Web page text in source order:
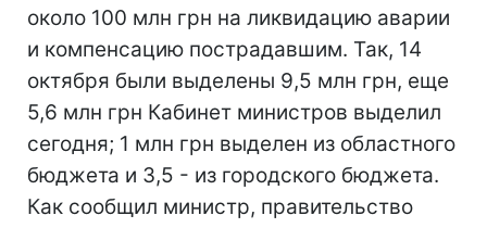
около 100 млн грн на ликвидацию аварии
и компенсацию пострадавшим. Так, 14
октября были выделены 9,5 млн грн, еще
5,6 млн грн Кабинет министров выделил
сегодня; 1 млн грн выделен из областного
бюджета и 3,5 - из городского бюджета.
Как сообщил министр, правительство